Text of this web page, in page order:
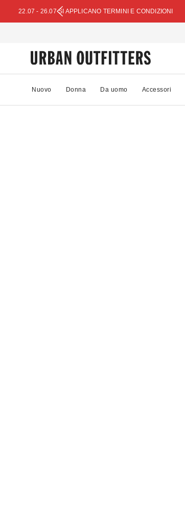
22.07 - 26.07 SI APPLICANO TERMINI E CONDIZIONI
Nuovo Donna Da uomo Accessori